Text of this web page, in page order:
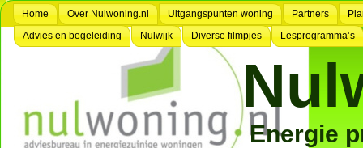
Home Over Nulwoning.nl Uitgangspunten woning Partners
Advies en begeleiding
Nulwijk Diverse filmpjes Lesprogramma’s
Energie